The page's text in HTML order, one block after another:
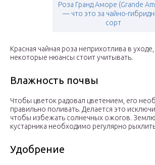
Роза Гранд Аморе (Grande
— что это за чайно-
сорт
Красная чайная роза неприхотлива в
некоторые нюансы стоит учитывать.
Влажность почвы
Чтобы цветок радовал цветением, его
правильно поливать. Делается это
чтобы избежать солнечных ожогов.
кустарника необходимо регулярно
Удобрение